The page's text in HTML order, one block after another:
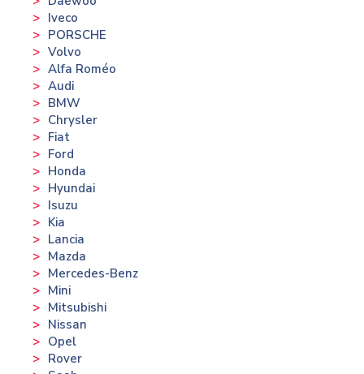
Iveco
PORSCHE
Volvo
Alfa Roméo
Audi
BMW
Chrysler
Fiat
Ford
Honda
Hyundai
Isuzu
Kia
Lancia
Mazda
Mercedes-Benz
Mini
Mitsubishi
Nissan
Opel
Rover